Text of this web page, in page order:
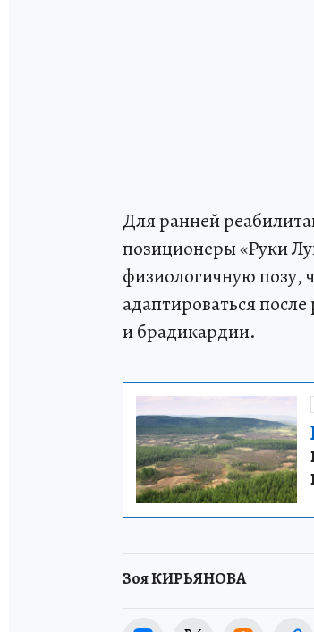
Для ранней
позиционеры «Руки
физиологичную позу,
адаптироваться
и брадикардии.
Зоя КИРЬЯНОВА